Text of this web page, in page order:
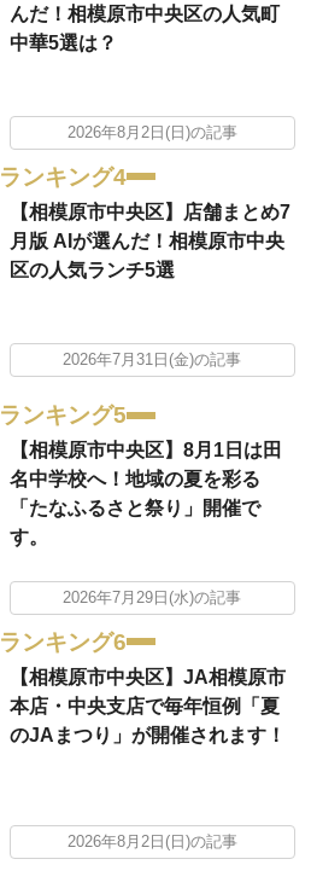
んだ！相模原市中央区の人気町
中華5選は？
2026年8月2日(日)の記事
ランキング4
【相模原市中央区】店舗まとめ7
月版 AIが選んだ！相模原市中央
区の人気ランチ5選
2026年7月31日(金)の記事
ランキング5
【相模原市中央区】8月1日は田
名中学校へ！地域の夏を彩る
「たなふるさと祭り」開催で
す。
2026年7月29日(水)の記事
ランキング6
【相模原市中央区】JA相模原市
本店・中央支店で毎年恒例「夏
のJAまつり」が開催されます！
2026年8月2日(日)の記事